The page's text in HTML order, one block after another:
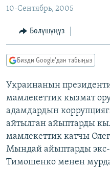
ЭКОНОМИКА
МАДАНИЯТ
БОРБОР АЗИЯ
АТАЙЫН ИЛИКТӨӨ
ТВ ПРОГРАММАЛАР
ЭКСПЕРТТЕР ТАЛДАЙТ
БИЗ ЖАНА ДҮЙНӨ
ЭЖЕ-СИҢДИЛЕР
ЫҢГАЙСЫЗ СУРООЛОР
ӨЗГӨЧӨ ПИКИР
Русский
ОНЛАЙН ШЕРИНЕ
10-Сентябрь, 2005
Бөлүшүңүз
Бизди Google'дан табыңыз
Украинанын
мамлекеттик кызмат
адамдардын
айтылган айыптарды
мамлекеттик катчы
Мындай айыптарды
Тимошенко менен